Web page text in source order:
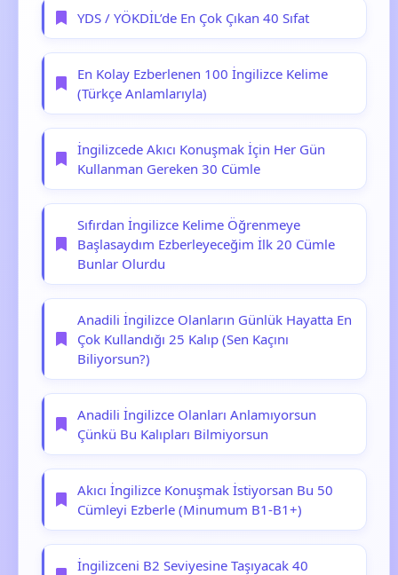
YDS / YÖKDİL’de En Çok Çıkan 40 Sıfat
En Kolay Ezberlenen 100 İngilizce Kelime
(Türkçe Anlamlarıyla)
İngilizcede Akıcı Konuşmak İçin Her Gün
Kullanman Gereken 30 Cümle
Sıfırdan İngilizce Kelime Öğrenmeye
Başlasaydım Ezberleyeceğim İlk 20 Cümle
Bunlar Olurdu
Anadili İngilizce Olanların Günlük Hayatta En
Çok Kullandığı 25 Kalıp (Sen Kaçını
Biliyorsun?)
Anadili İngilizce Olanları Anlamıyorsun
Çünkü Bu Kalıpları Bilmiyorsun
Akıcı İngilizce Konuşmak İstiyorsan Bu 50
Cümleyi Ezberle (Minumum B1-B1+)
İngilizceni B2 Seviyesine Taşıyacak 40